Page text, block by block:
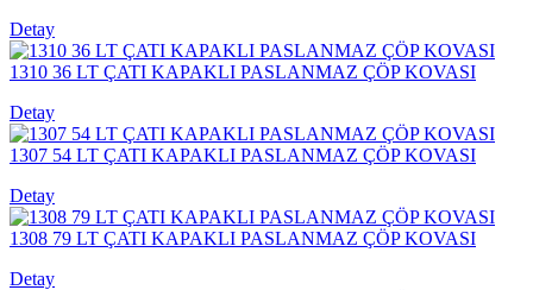
Detay
1310 36 LT ÇATI KAPAKLI PASLANMAZ ÇÖP KOVASI
Detay
1307 54 LT ÇATI KAPAKLI PASLANMAZ ÇÖP KOVASI
Detay
1308 79 LT ÇATI KAPAKLI PASLANMAZ ÇÖP KOVASI
Detay